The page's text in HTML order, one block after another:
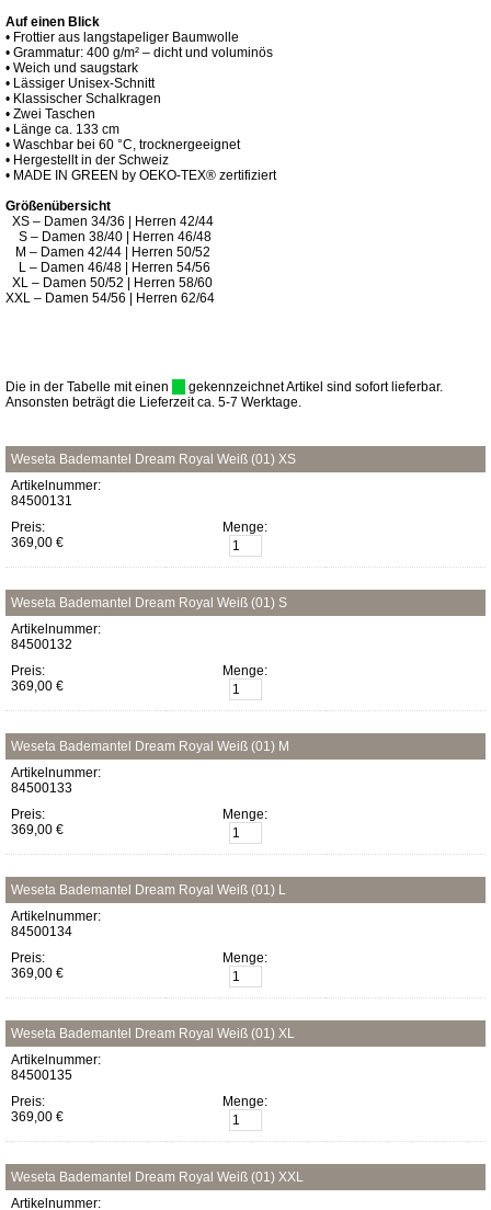
Auf einen Blick
• Frottier aus langstapeliger Baumwolle
• Grammatur: 400 g/m² – dicht und voluminös
• Weich und saugstark
• Lässiger Unisex-Schnitt
• Klassischer Schalkragen
• Zwei Taschen
• Länge ca. 133 cm
• Waschbar bei 60 °C, trocknergeeignet
• Hergestellt in der Schweiz
• MADE IN GREEN by OEKO-TEX® zertifiziert
Größenübersicht
XS – Damen 34/36 | Herren 42/44
S – Damen 38/40 | Herren 46/48
M – Damen 42/44 | Herren 50/52
L – Damen 46/48 | Herren 54/56
XL – Damen 50/52 | Herren 58/60
XXL – Damen 54/56 | Herren 62/64
Die in der Tabelle mit einen
gekennzeichnet Artikel sind sofort lieferbar.
Ansonsten beträgt die Lieferzeit ca. 5-7 Werktage.
Weseta Bademantel Dream Royal Weiß (01) XS
Artikelnummer:
84500131
Preis:
369,00 €
Menge:
Weseta Bademantel Dream Royal Weiß (01) S
Artikelnummer:
84500132
Preis:
369,00 €
Menge:
Weseta Bademantel Dream Royal Weiß (01) M
Artikelnummer:
84500133
Preis:
369,00 €
Menge:
Weseta Bademantel Dream Royal Weiß (01) L
Artikelnummer:
84500134
Preis:
369,00 €
Menge:
Weseta Bademantel Dream Royal Weiß (01) XL
Artikelnummer:
84500135
Preis:
369,00 €
Menge:
Weseta Bademantel Dream Royal Weiß (01) XXL
Artikelnummer: